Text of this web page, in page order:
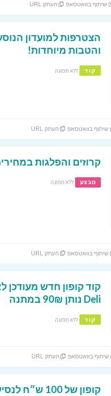
שיתוף בוואטסאפ העתק URL
הצטרפות למועדון
והטבות מיוחדות!
קוד ללא תפוגה
שיתוף בוואטסאפ העתק URL
קרוזים והפלגות
מבצע ללא תפוגה
שיתוף בוואטסאפ העתק URL
קוד קופון חדש מעודכן
Deli נותן 90₪ במתנה
קוד ללא תפוגה
שיתוף בוואטסאפ העתק URL
קופון של 100 ש״ח לנסיעות בגט טקסי!